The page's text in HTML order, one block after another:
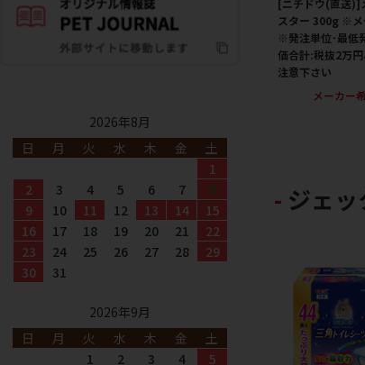
[ニチドウ(直送)]
スター 300g ※メ
※発注単位･最低
価合計:税抜2万
注意下さい
メーカー
ジェ
2026年8月
日
月 火 水 木 金
土
1
2
3 4 5 6 7
8
9
10 11 12 13 14
15
16
17 18 19 20 21
22
23
24 25 26 27 28
29
30
31
2026年9月
日
月 火 水 木 金
土
1
2 3 4 5